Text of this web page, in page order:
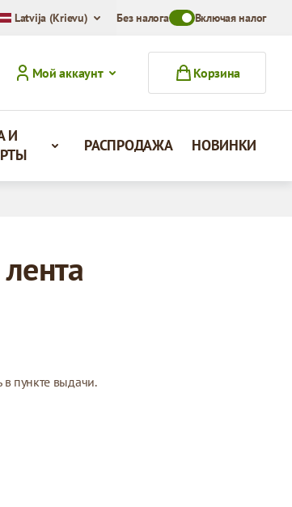
Latvija (Krievu) Без налогаToggle VAT Mode
Включая налог
Мой аккаунт
Корзина
И
РАСПРОДАЖА НОВИНКИ
пункте выдачи.